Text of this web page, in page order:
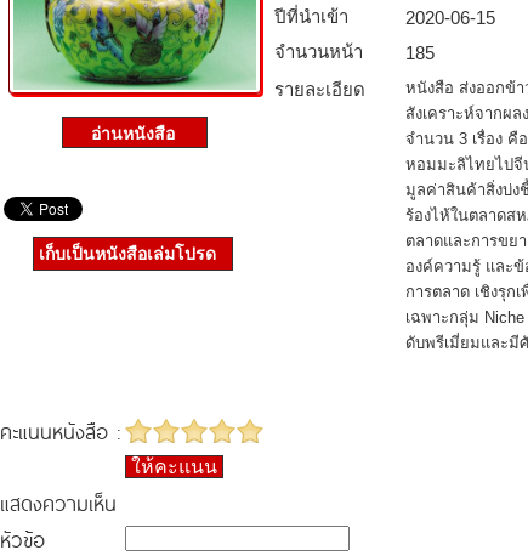
ปีที่นำเข้า
2020-06-15
จำนวนหน้า
185
รายละเอียด
หนังสือ ส่งออกข้า
สังเคราะห์จากผ
จำนวน 3 เรื่อง คื
หอมมะลิไทยไปจี
มูลค่าสินค้าสิ่งบ่ง
ร้องไห้ในตลาดส
ตลาดและการขย
องค์ความรู้ และ
การตลาด เชิงรุก
เฉพาะกลุ่ม
ดับพรีเมี่ยมและมี
เก็บเป็นหนังสือเล่มโปรด
คะแนนหนังสือ :
ให้คะแนน
แสดงความเห็น
หัวข้อ